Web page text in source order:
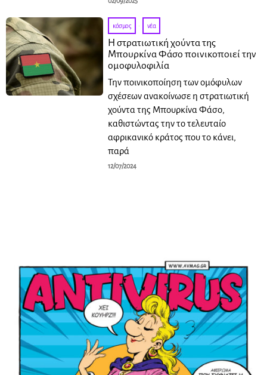
κόσμος · νέα
Η στρατιωτική χούντα της
Μπουρκίνα Φάσο ποινικοποιεί την
ομοφυλοφιλία
Την ποινικοποίηση των ομόφυλων
σχέσεων ανακοίνωσε η στρατιωτική
χούντα της Μπουρκίνα Φάσο,
καθιστώντας την το τελευταίο
αφρικανικό κράτος που το κάνει,
παρά
12/07/2024